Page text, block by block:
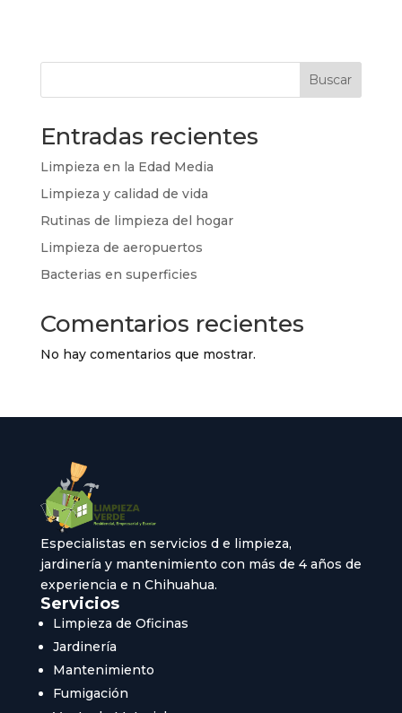
Buscar
Entradas recientes
Limpieza en la Edad Media
Limpieza y calidad de vida
Rutinas de limpieza del hogar
Limpieza de aeropuertos
Bacterias en superficies
Comentarios recientes
No hay comentarios que mostrar.
Especialistas en servicios d e limpieza,
jardinería y mantenimiento con más de 4 años de
experiencia e n Chihuahua.
Servicios
Limpieza de Oficinas
Jardinería
Mantenimiento
Fumigación